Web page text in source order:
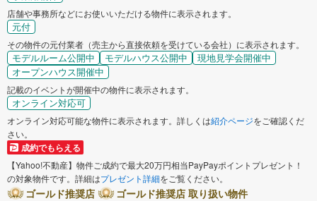
店舗や事務所などにお使いいただける物件に表示されます。
元付
その物件の元付業者（売主から直接依頼を受けている会社）に表示されます。
モデルルーム公開中 モデルハウス公開中
現地見学会開催中
オープンハウス開催中
記載のイベントが開催中の物件に表示されます。
オンライン対応可
オンライン対応可能な物件に表示されます。詳しくは紹介ページをご確認くだ
さい。
成約でもらえる
【Yahoo!不動産】物件ご成約で最大20万円相当PayPayポイントプレゼント！
の対象物件です。詳細はプレゼント詳細をご覧ください。
ゴールド推奨店
ゴールド推奨店 取り扱い物件